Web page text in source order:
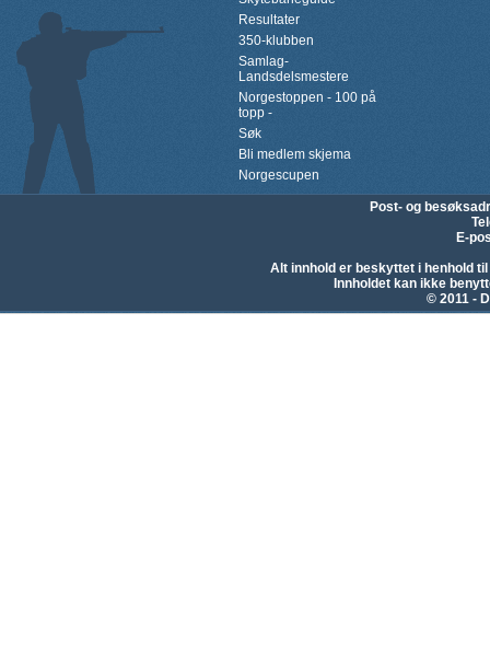
Resultater
350-klubben
Samlag-
Landsdelsmestere
Norgestoppen - 100 på
topp -
Søk
Bli medlem skjema
Norgescupen
Post- og
E-
Alt innhold er beskyttet i henhold
Innholdet kan ikke
© 2011 -